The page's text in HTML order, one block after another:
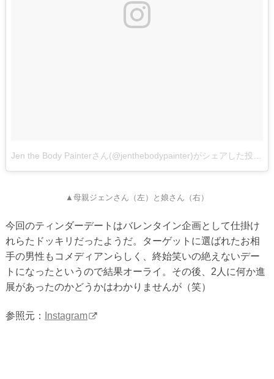
▲母親ジェンさん（左）と娘さん（右）
今回のティンダーデートはバレンタイン企画として仕掛け
れらたドッキリだったようだ。ターゲットに選ばれたお相
手の男性もコメディアンらしく、終始笑いの絶えないデー
トになったというので結果オーライ。その後、2人に何か進
展があったのかどうかはわかりませんが（笑）
参照元： Instagram